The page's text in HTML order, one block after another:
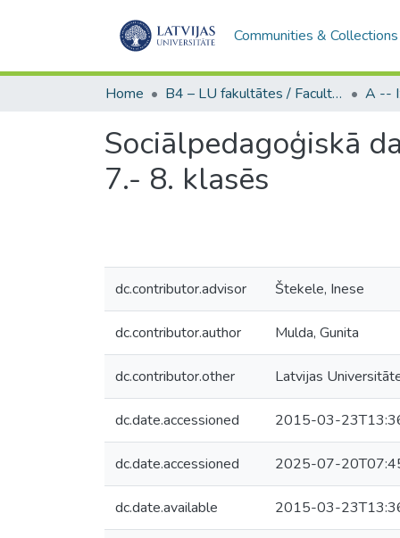
Communities & Collections
Home B4 – LU fakultātes / Faculties of the UL
Sociālpedagoģiskā
7.- 8. klasēs
dc.contributor.advisor Štekele, Inese
dc.contributor.author Mulda, Gunita
dc.contributor.other Latvijas
dc.date.accessioned 2015-03-
dc.date.accessioned 2025-07-
dc.date.available 2015-03-